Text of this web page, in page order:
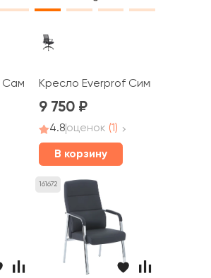
Вуд Т / Samba Wood T
Кресло Everprof Симпл / Simple
9 750
4.8оценок (1)
В корзину
161672